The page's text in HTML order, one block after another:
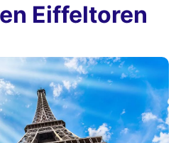
Eiffeltoren